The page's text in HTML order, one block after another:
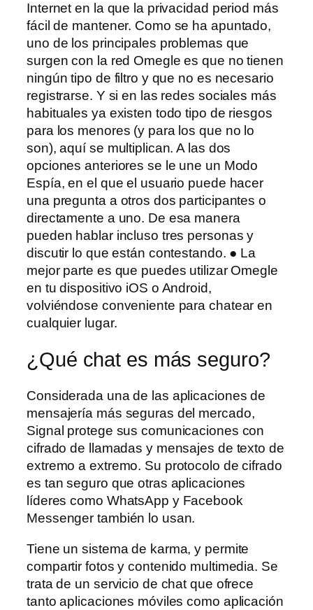
Internet en la que la privacidad period más
fácil de mantener. Como se ha apuntado,
uno de los principales problemas que
surgen con la red Omegle es que no tienen
ningún tipo de filtro y que no es necesario
registrarse. Y si en las redes sociales más
habituales ya existen todo tipo de riesgos
para los menores (y para los que no lo
son), aquí se multiplican. A las dos
opciones anteriores se le une un Modo
Espía, en el que el usuario puede hacer
una pregunta a otros dos participantes o
directamente a uno. De esa manera
pueden hablar incluso tres personas y
discutir lo que están contestando. ● La
mejor parte es que puedes utilizar Omegle
en tu dispositivo iOS o Android,
volviéndose conveniente para chatear en
cualquier lugar.
¿Qué chat es más seguro?
Considerada una de las aplicaciones de
mensajería más seguras del mercado,
Signal protege sus comunicaciones con
cifrado de llamadas y mensajes de texto de
extremo a extremo. Su protocolo de cifrado
es tan seguro que otras aplicaciones
líderes como WhatsApp y Facebook
Messenger también lo usan.
Tiene un sistema de karma, y permite
compartir fotos y contenido multimedia. Se
trata de un servicio de chat que ofrece
tanto aplicaciones móviles como aplicación